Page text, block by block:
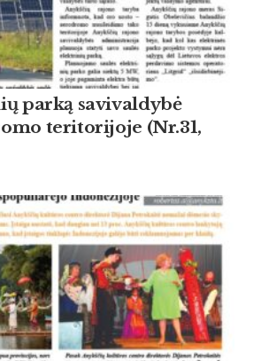
parką savivaldybė
teritorijoje (Nr.31,